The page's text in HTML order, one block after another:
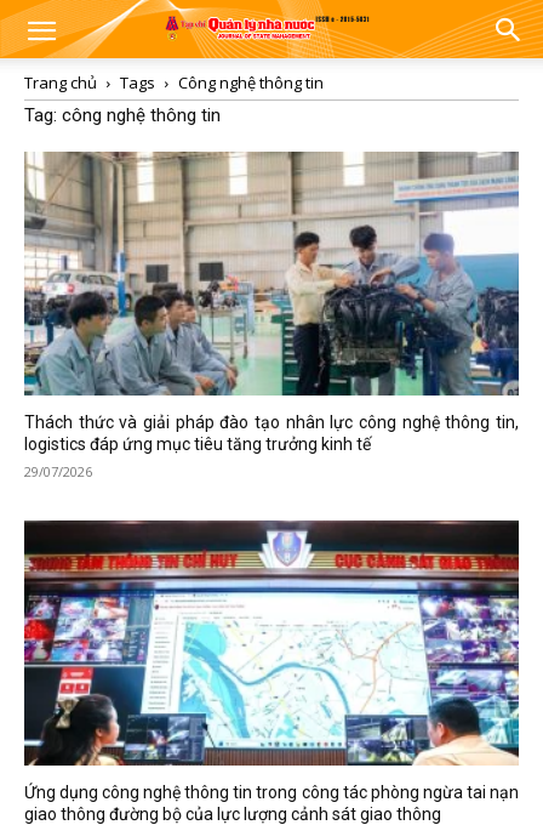
Trang chủ Tags
Công nghệ thông tin
Tag: công nghệ thông tin
Thách thức và giải pháp đào tạo nhân lực công nghệ thông tin,
logistics đáp ứng mục tiêu tăng trưởng kinh tế
29/07/2026
Ứng dụng công nghệ thông tin trong công tác phòng ngừa tai nạn
giao thông đường bộ của lực lượng cảnh sát giao thông